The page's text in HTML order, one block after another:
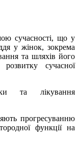
сучасності, що у
у жінок, зокрема
та шляхів його
сучасної
та лікування
прогресуванню
функції на